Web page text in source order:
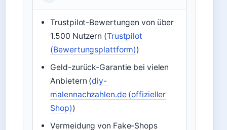
Trustpilot-Bewertungen von über
1.500 Nutzern (Trustpilot
(Bewertungsplattform))
Geld-zurück-Garantie bei vielen
Anbietern (diy-
malennachzahlen.de (offizieller
Shop))
Vermeidung von Fake-Shops